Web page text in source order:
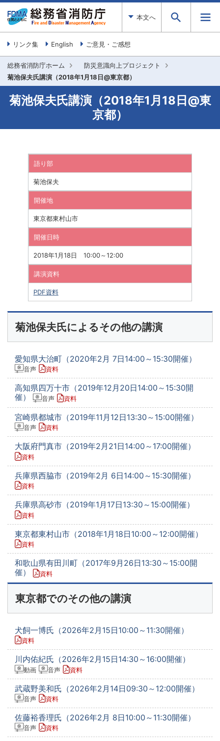
本文へ
リンク集 English ご意見・ご感想
総務省消防庁ホーム
防災意識向上プロジェクト
菊池保夫氏講演（2018年1月18日@東京都）
菊池保夫氏講演（2018年1月18日@東
京都）
語り部
菊池保夫
開催地
東京都東村山市
開催日時
2018年1月18日 10:00～12:00
講演資料
PDF資料
菊池保夫氏によるその他の講演
愛知県大治町（2020年2月 7日14:00～15:30開催）
音声 資料
高知県四万十市（2019年12月20日14:00～15:30開
催）
音声 資料
宮崎県都城市（2019年11月12日13:30～15:00開催）
音声 資料
大阪府門真市（2019年2月21日14:00～17:00開催）
資料
兵庫県西脇市（2019年2月 6日14:00～15:30開催）
資料
兵庫県高砂市（2019年1月17日13:30～15:00開催）
資料
東京都東村山市（2018年1月18日10:00～12:00開催）
資料
和歌山県有田川町（2017年9月26日13:30～15:00開
催）
資料
東京都でのその他の講演
犬飼一博氏（2026年2月15日10:00～11:30開催）
資料
川内佑紀氏（2026年2月15日14:30～16:00開催）
動画 音声 資料
武蔵野美和氏（2026年2月14日09:30～12:00開催）
音声 資料
佐藤裕香理氏（2026年2月 8日10:00～11:30開催）
音声 資料